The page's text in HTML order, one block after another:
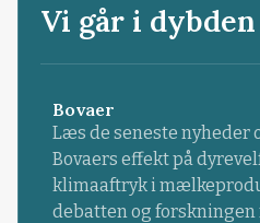
Vi går i dybden
Bovaer
Læs de seneste nyheder
Bovaers effekt på
klimaaftryk i
debatten og